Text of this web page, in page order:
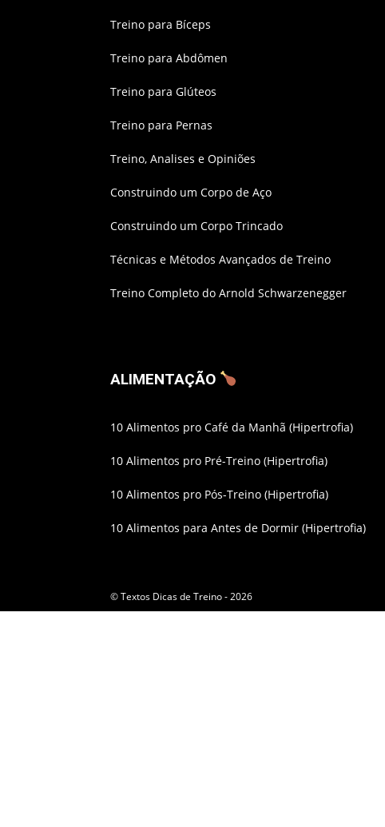
Treino para Bíceps
Treino para Abdômen
Treino para Glúteos
Treino para Pernas
Treino, Analises e Opiniões
Construindo um Corpo de Aço
Construindo um Corpo Trincado
Técnicas e Métodos Avançados de Treino
Treino Completo do Arnold Schwarzenegger
ALIMENTAÇÃO
10 Alimentos pro Café da Manhã (Hipertrofia)
10 Alimentos pro Pré-Treino (Hipertrofia)
10 Alimentos pro Pós-Treino (Hipertrofia)
10 Alimentos para Antes de Dormir (Hipertrofia)
© Textos Dicas de Treino - 2026